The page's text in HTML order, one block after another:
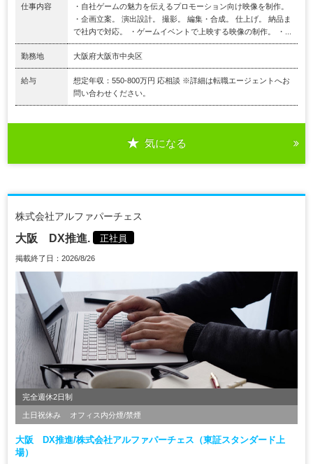
仕事内容
・自社ゲームの魅力を伝えるプロモーション向け映像を制作。
・企画立案。 演出設計。 撮影。 編集・合成。 仕上げ。 納品ま
で社内で対応。 ・ゲームイベントで上映する映像の制作。 ・...
勤務地 大阪府大阪市中央区
給与
想定年収：550-800万円 応相談 ※詳細は転職エージェントへお
問い合わせください。
気になる
株式会社アルファパーチェス
大阪 DX推進. 正社員
掲載終了日：2026/8/26
完全週休2日制
土日祝休み オフィス内分煙/禁煙
大阪 DX推進/株式会社アルファパーチェス（東証スタンダード上
場）